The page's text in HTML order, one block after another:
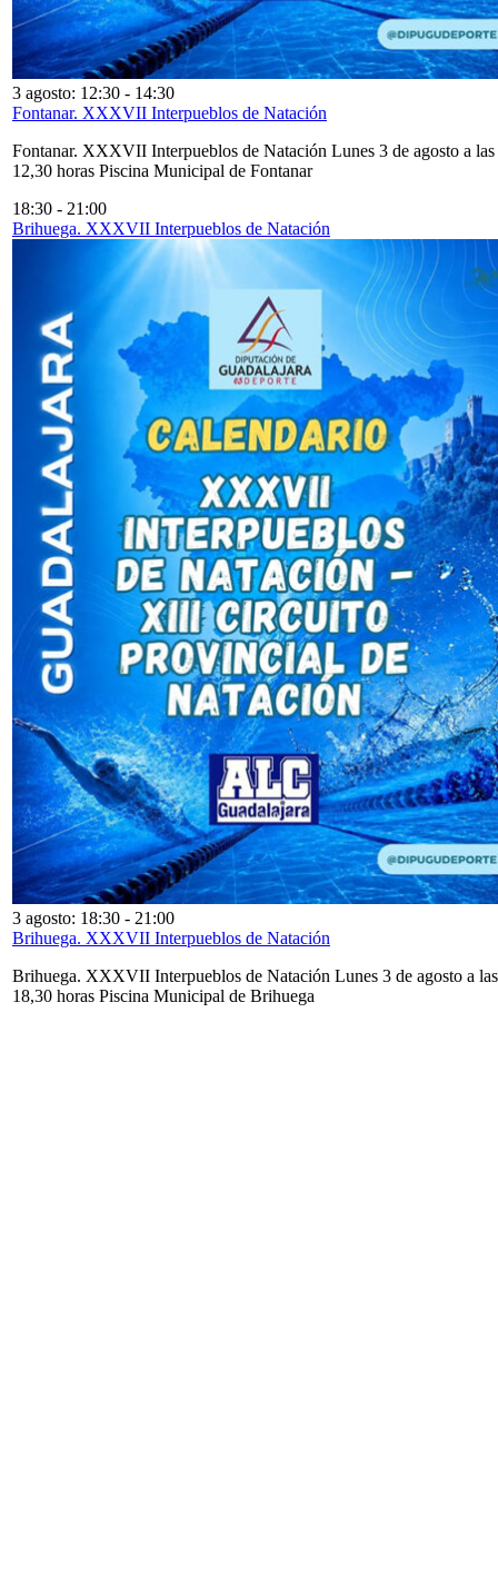
3 agosto: 12:30 - 14:30
Fontanar. XXXVII Interpueblos de Natación
Fontanar. XXXVII Interpueblos de Natación Lunes 3 de agosto a las
12,30 horas Piscina Municipal de Fontanar
18:30 - 21:00
Brihuega. XXXVII Interpueblos de Natación
3 agosto: 18:30 - 21:00
Brihuega. XXXVII Interpueblos de Natación
Brihuega. XXXVII Interpueblos de Natación Lunes 3 de agosto a las
18,30 horas Piscina Municipal de Brihuega